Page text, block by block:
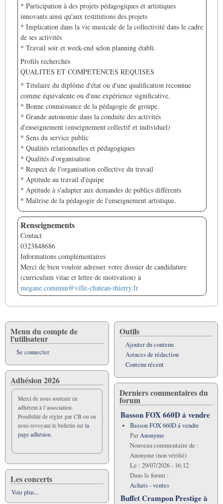
* Participation à des projets pédagogiques et artistiques
innovants ainsi qu'aux restitutions des projets
* Implication dans la vie musicale de la collectivité dans le cadre
de ses activités
* Travail soir et week-end selon planning établi.
Profils recherchés
QUALITES ET COMPETENCES REQUISES
* Titulaire du diplôme d'état ou d'une qualification reconnue
comme équivalente ou d'une expérience significative.
* Bonne connaissance de la pédagogie de groupe.
* Grande autonomie dans la conduite des activités
d'enseignement (enseignement collectif et individuel)
* Sens du service public
* Qualités relationnelles et pédagogiques
* Qualités d'organisation
* Respect de l'organisation collective du travail
* Aptitude au travail d'équipe
* Aptitude à s'adapter aux demandes de publics différents
* Maîtrise de la pédagogie de l'enseignement artistique.
Renseignements
Contact
0323848686
Informations complémentaires
Merci de bien vouloir adresser votre dossier de candidature
(curriculum vitae et lettre de motivation) à
megane.commun@ville-chateau-thierry.fr
Menu du compte de
l'utilisateur
Se connecter
Adhésion 2026
Merci de nous soutenir en
adhérent à l’association.
Possibilité de régler par CB ou en
nous revoyant le bulletin sur la
page adhésion.
Les concerts
Voir plus...
Outils
Ajouter du contenu
Astuces de rédaction
Contenu récent
Derniers commentaires du
forum
Basson FOX 660D á vendre
Basson FOX 660D á vendre
ParAnonyme
Nouveau commentaire de :
Anonyme (non vérifié)
Le : 29/07/2026 - 16:12
Dans le forum :
Achats - ventes
Buffet Crampon Prestige à